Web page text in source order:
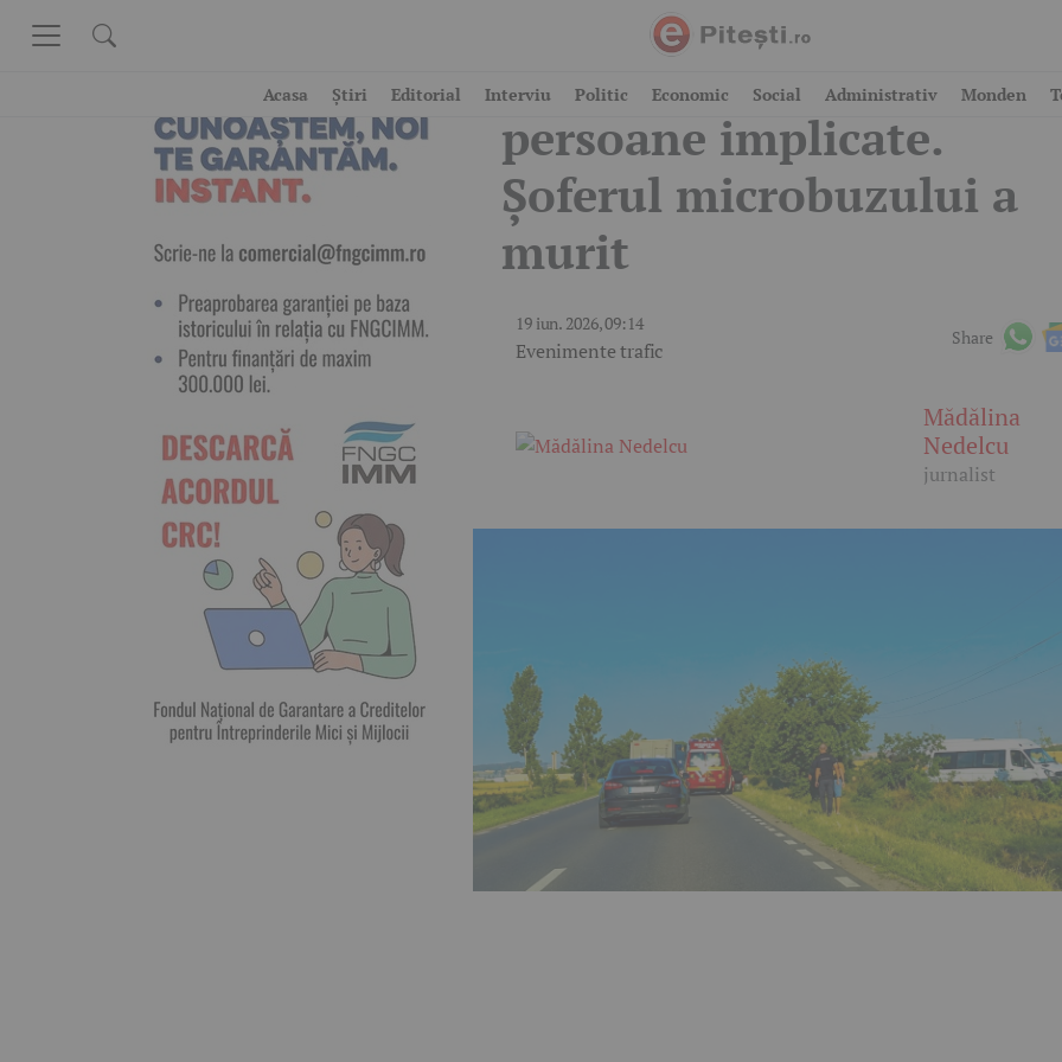
Acasa Știri Editorial Interviu Politic Economic Social Administrativ Monden
Accident cu șapte
persoane implicate.
Șoferul microbuzului a
murit
19 iun. 2026, 09:14
Evenimente trafic
Share
Mădălina
Nedelcu
jurnalist